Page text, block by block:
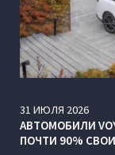
31 ИЮЛЯ 2026
АВТОМОБИЛИ
ПОЧТИ 90%